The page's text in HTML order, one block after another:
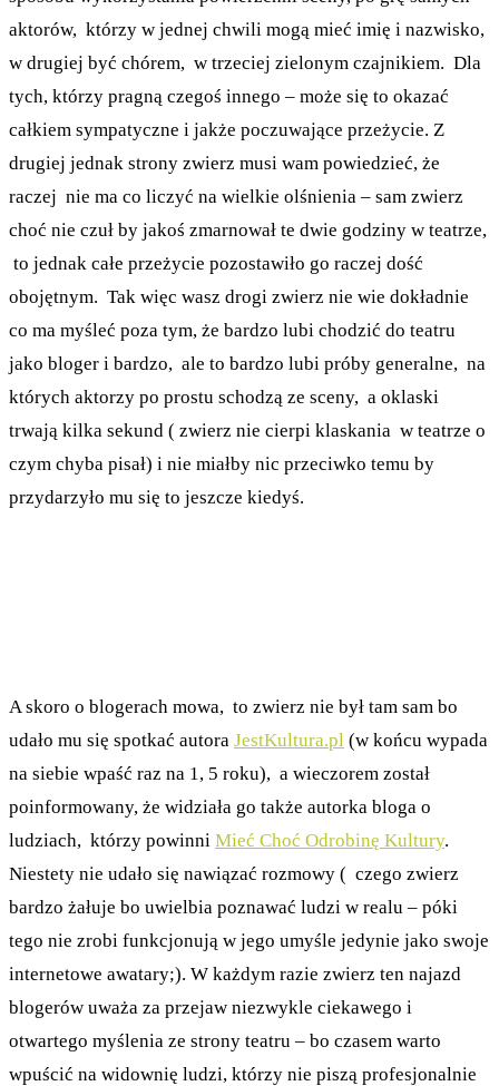
aktorów, którzy w jednej chwili mogą mieć imię i nazwisko,
w drugiej być chórem, w trzeciej zielonym czajnikiem. Dla
tych, którzy pragną czegoś innego – może się to okazać
całkiem sympatyczne i jakże poczuwające przeżycie. Z
drugiej jednak strony zwierz musi wam powiedzieć, że
raczej nie ma co liczyć na wielkie olśnienia – sam zwierz
choć nie czuł by jakoś zmarnował te dwie godziny w teatrze,
to jednak całe przeżycie pozostawiło go raczej dość
obojętnym. Tak więc wasz drogi zwierz nie wie dokładnie
co ma myśleć poza tym, że bardzo lubi chodzić do teatru
jako bloger i bardzo, ale to bardzo lubi próby generalne, na
których aktorzy po prostu schodzą ze sceny, a oklaski
trwają kilka sekund ( zwierz nie cierpi klaskania w teatrze o
czym chyba pisał) i nie miałby nic przeciwko temu by
przydarzyło mu się to jeszcze kiedyś.
A skoro o blogerach mowa, to zwierz nie był tam sam bo
udało mu się spotkać autora JestKultura.pl (w końcu wypada
na siebie wpaść raz na 1, 5 roku), a wieczorem został
poinformowany, że widziała go także autorka bloga o
ludziach, którzy powinni Mieć Choć Odrobinę Kultury.
Niestety nie udało się nawiązać rozmowy ( czego zwierz
bardzo żałuje bo uwielbia poznawać ludzi w realu – póki
tego nie zrobi funkcjonują w jego umyśle jedynie jako swoje
internetowe awatary;). W każdym razie zwierz ten najazd
blogerów uważa za przejaw niezwykle ciekawego i
otwartego myślenia ze strony teatru – bo czasem warto
wpuścić na widownię ludzi, którzy nie piszą profesjonalnie